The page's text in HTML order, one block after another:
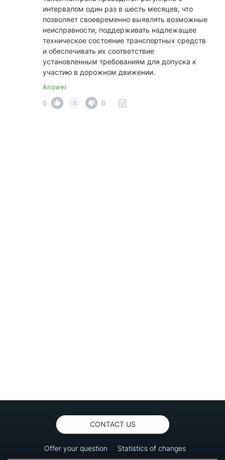
интервалом один раз в шесть месяцев, что
позволяет своевременно выявлять возможные
неисправности, поддерживать надлежащее
техническое состояние транспортных средств
и обеспечивать их соответствие
установленным требованиям для допуска к
участию в дорожном движении.
Answer
0
0 0
CONTACT US
Offer your question Statistics of changes